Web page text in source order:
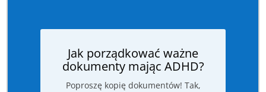
Jak porządkować ważne
dokumenty mając ADHD?
Poproszę kopię dokumentów! Tak,